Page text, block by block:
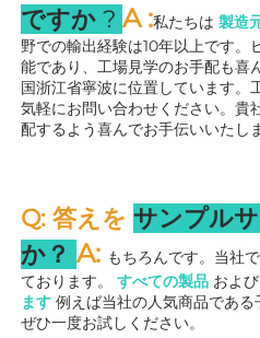
ですか ? A :私たちは 製造
野での輸出経験は10年以上です。
能であり、工場見学のお手配も喜
国浙江省寧波に位置しています。
気軽にお問い合わせください。貴
配するよう喜んでお手伝いいたし
Q: 答えを サンプル
か？ A: もちろんです。当社
ております。 すべての製品 および
ます 例えば当社の人気商品である
ぜひ一度お試しください。